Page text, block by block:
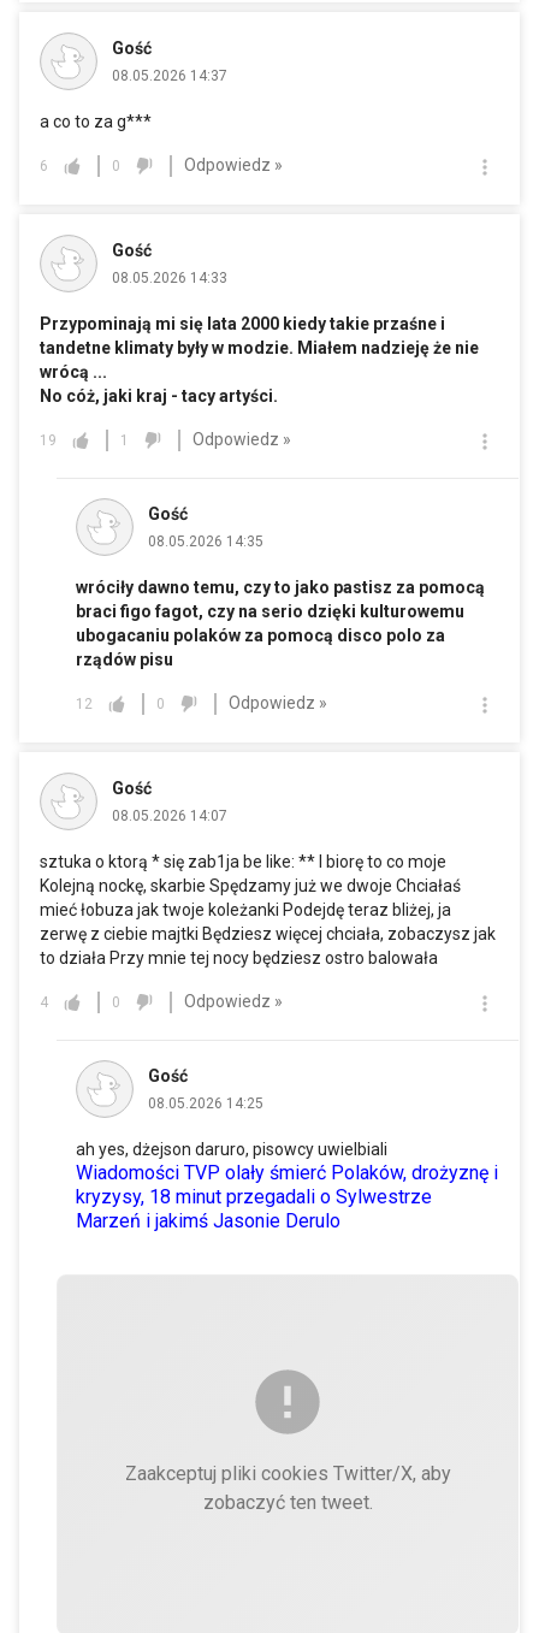
Gość
08.05.2026 14:37
a co to za g***
6 0 Odpowiedz »
Gość
08.05.2026 14:33
Przypominają mi się lata 2000 kiedy takie przaśne i
tandetne klimaty były w modzie. Miałem nadzieję że nie
wrócą ...
No cóż, jaki kraj - tacy artyści.
19 1 Odpowiedz »
Gość
08.05.2026 14:35
wróciły dawno temu, czy to jako pastisz za pomocą
braci figo fagot, czy na serio dzięki kulturowemu
ubogacaniu polaków za pomocą disco polo za
rządów pisu
12 0 Odpowiedz »
Gość
08.05.2026 14:07
sztuka o ktorą * się zab1ja be like: ** I biorę to co moje
Kolejną nockę, skarbie Spędzamy już we dwoje Chciałaś
mieć łobuza jak twoje koleżanki Podejdę teraz bliżej, ja
zerwę z ciebie majtki Będziesz więcej chciała, zobaczysz jak
to działa Przy mnie tej nocy będziesz ostro balowała
4 0 Odpowiedz »
Gość
08.05.2026 14:25
ah yes, dżejson daruro, pisowcy uwielbiali
Wiadomości TVP olały śmierć Polaków, drożyznę i
kryzysy, 18 minut przegadali o Sylwestrze
Marzeń i jakimś Jasonie Derulo
Zaakceptuj pliki cookies Twitter/X, aby
zobaczyć ten tweet.